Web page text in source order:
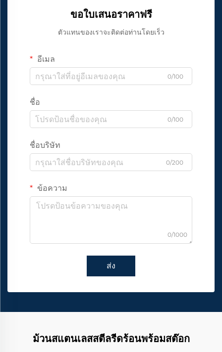
ขอใบเสนอราคาฟรี
ตัวแทนของเราจะติดต่อท่านโดยเร็ว
อีเมล
0/100
ชื่อ
0/100
ชื่อบริษัท
0/200
ข้อความ
0/1000
ส่ง
ม้วนสแตนเลสสตีลรีดร้อนพร้อมสต๊อก